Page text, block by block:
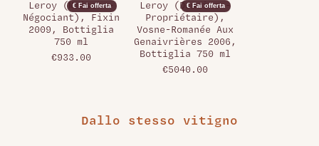
€ Fai offerta
Leroy (Maison -
Négociant), Fixin
2009, Bottiglia
750 ml
€933.00
€ Fai offerta
Leroy (Domaine -
Propriétaire),
Vosne-Romanée Aux
Genaivrières 2006,
Bottiglia 750 ml
€5040.00
Dallo stesso vitigno